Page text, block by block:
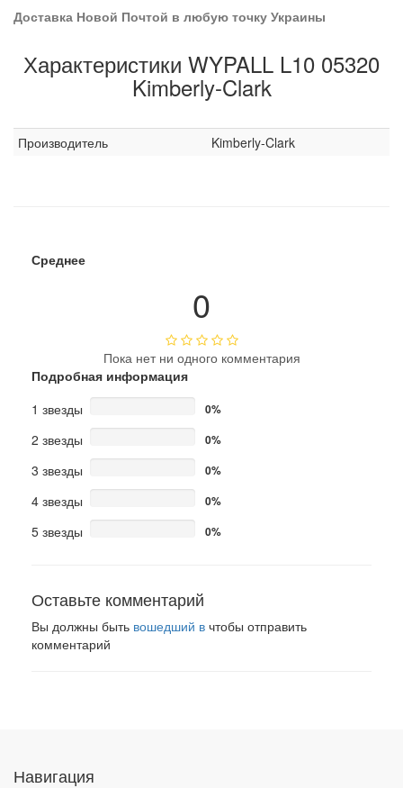
Доставка Новой Почтой в любую точку Украины
Характеристики WYPALL L10 05320
Kimberly-Clark
Производитель Kimberly-Clark
Среднее
0
Пока нет ни одного комментария
Подробная информация
1 звезды
0%
2 звезды 0%
3 звезды 0%
4 звезды 0%
5 звезды 0%
Оставьте комментарий
Вы должны быть вошедший в чтобы отправить
комментарий
Навигация